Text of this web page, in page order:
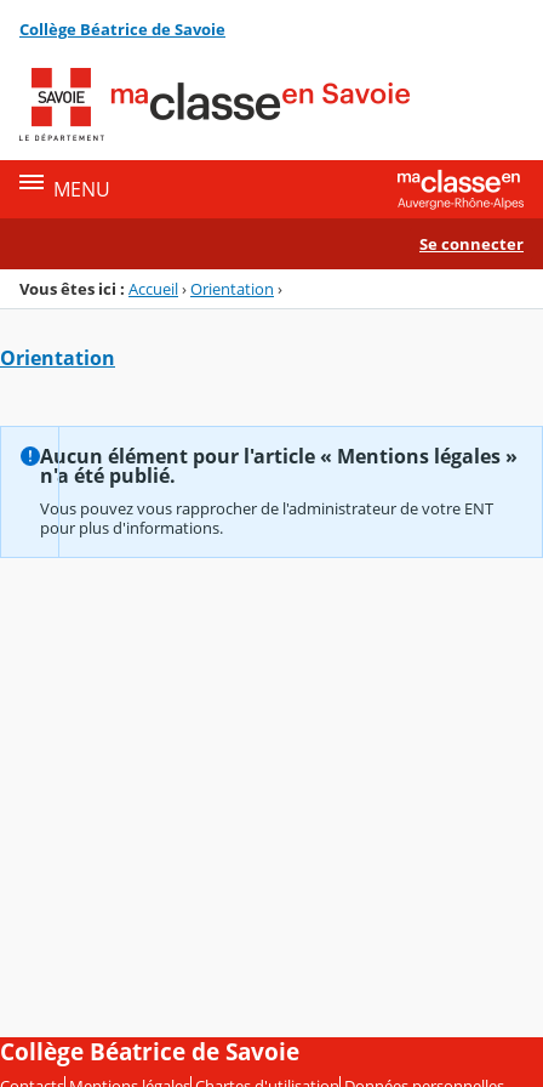
Menu de la rubrique
Contenu
Collège Béatrice de Savoie
MENU
Se connecter
Vous êtes ici : Accueil›Orientation ›
Orientation
Aucun élément pour l'article « Mentions légales »
n'a été publié.
Vous pouvez vous rapprocher de l'administrateur de votre ENT
pour plus d'informations.
Collège Béatrice de Savoie